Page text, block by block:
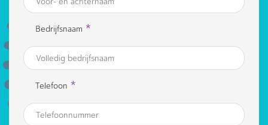
Bedrijfsnaam *
Telefoon *